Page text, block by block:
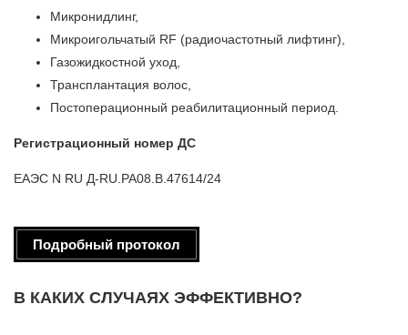
Микронидлинг,
Микроигольчатый RF (радиочастотный лифтинг),
Газожидкостной уход,
Трансплантация волос,
Постоперационный реабилитационный период.
Регистрационный номер ДС
ЕАЭС N RU Д-RU.РА08.В.47614/24
Подробный протокол
В КАКИХ СЛУЧАЯХ ЭФФЕКТИВНО?